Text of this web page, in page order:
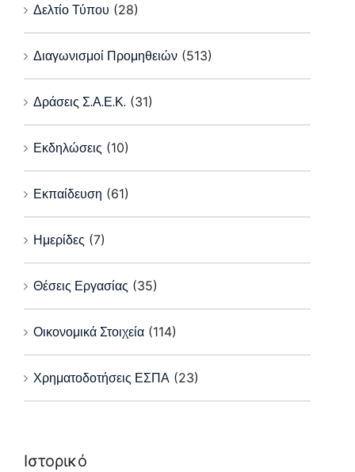
Δελτίο Τύπου (28)
Διαγωνισμοί Προμηθειών (513)
Δράσεις Σ.Α.Ε.Κ. (31)
Εκδηλώσεις (10)
Εκπαίδευση (61)
Ημερίδες (7)
Θέσεις Εργασίας (35)
Οικονομικά Στοιχεία (114)
Χρηματοδοτήσεις ΕΣΠΑ (23)
Ιστορικό